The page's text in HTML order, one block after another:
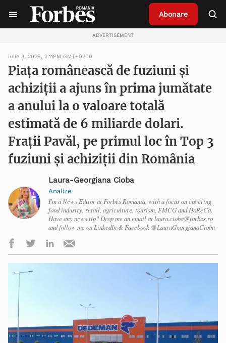
Abonare
ADVERTISEMENT
iulie 3, 2026, 2:11PM GMT+0200
Piaţa românească de fuziuni şi
achiziţii a ajuns în prima jumătate
a anului la o valoare totală
estimată de 6 miliarde dolari.
Fraţii Pavăl, pe primul loc în Top 3
fuziuni şi achiziţii din România
Laura-Georgiana Cioba
Analize
I'm a News Editor at Forbes Romania, with a focus on covering
food industry, retail, agriculture, tourism, FMCG and HoReCa.
Have any news tip? Drop me an email at laura.cioba@forbes.ro
and follow me on LinkedIn & Facebook @LauraGeorgianaCioba